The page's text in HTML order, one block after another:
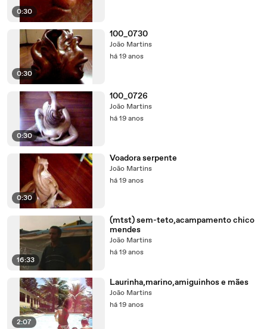
0:30
0:30
100_0730
João Martins
há 19 anos
0:30
100_0726
João Martins
há 19 anos
0:30
Voadora serpente
João Martins
há 19 anos
16:33
(mtst) sem-teto,acampamento chico
mendes
João Martins
há 19 anos
2:07
Laurinha,marino,amiguinhos e mães
João Martins
há 19 anos